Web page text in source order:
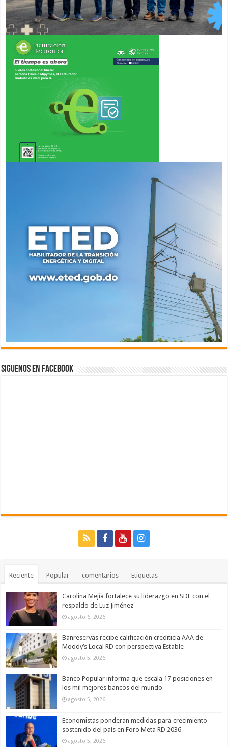
Siguenos en Facebook
Reciente Popular comentarios Etiquetas
Carolina Mejía fortalece su liderazgo en SDE con el
respaldo de Luz Jiménez
agosto 6, 2026
Banreservas recibe calificación crediticia AAA de
Moody’s Local RD con perspectiva Estable
agosto 5, 2026
Banco Popular informa que escala 17 posiciones en
los mil mejores bancos del mundo
agosto 5, 2026
Economistas ponderan medidas para crecimiento
sostenido del país en Foro Meta RD 2036
agosto 5, 2026